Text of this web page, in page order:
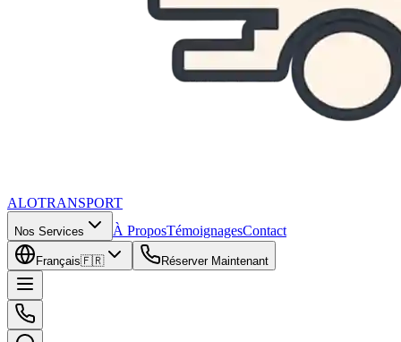
ALOTRANSPORT
Nos Services À ProposTémoignagesContact
Français🇫🇷 Réserver Maintenant